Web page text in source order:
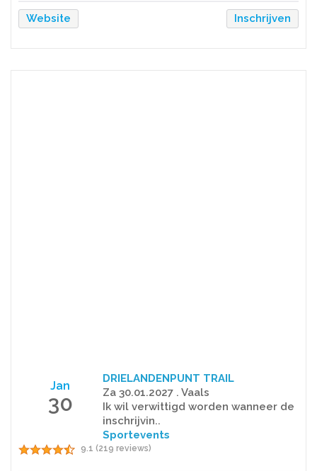
Website Inschrijven
Jan
30
DRIELANDENPUNT TRAIL
Za 30.01.2027 . Vaals
Ik wil verwittigd worden wanneer de
inschrijvin..
Sportevents
9.1 (219 reviews)